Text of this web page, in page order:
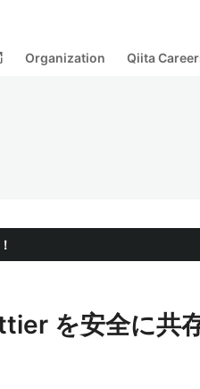
Organization Qiita
を安全に共